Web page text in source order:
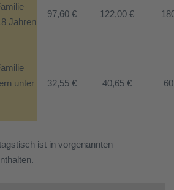
Jahren
97,60 € 122,00 €
unter
32,55 € 40,65 €
ist in vorgenannten